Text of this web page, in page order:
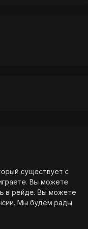
существует с
Вы можете
в рейде. Вы можете
. Мы будем рады